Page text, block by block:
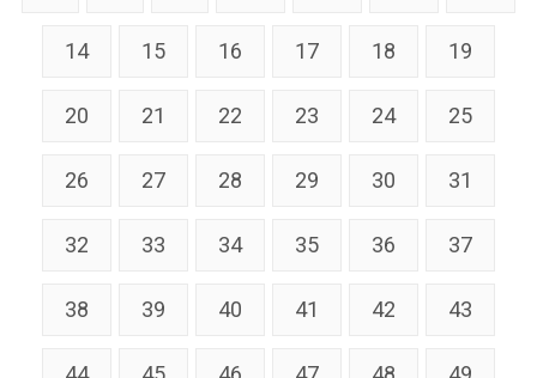
14 15 16 17 18 19
20 21 22 23 24 25
26 27 28 29 30 31
32 33 34 35 36 37
38 39 40 41 42 43